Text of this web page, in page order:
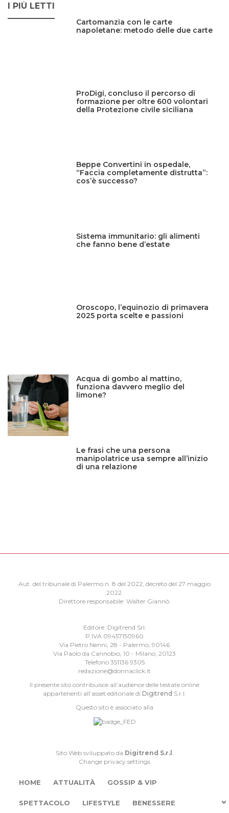
I PIÙ LETTI
Cartomanzia con le carte
napoletane: metodo delle due carte
ProDigi, concluso il percorso di
formazione per oltre 600 volontari
della Protezione civile siciliana
Beppe Convertini in ospedale,
“Faccia completamente distrutta”:
cos’è successo?
Sistema immunitario: gli alimenti
che fanno bene d’estate
Oroscopo, l’equinozio di primavera
2025 porta scelte e passioni
Acqua di gombo al mattino,
funziona davvero meglio del
limone?
Le frasi che una persona
manipolatrice usa sempre all’inizio
di una relazione
Aut. del tribunale di Palermo n. 8 del 2022, decreto del 27 maggio
2022.
Direttore responsabile: Walter Giannò.
Editore: Digitrend Srl.
P.IVA 09457150960
Via Pietro Nenni, 28 - Palermo, 90146
Via Paolo da Cannobio, 10 - Milano, 20123
Telefono 351136 9305
redazione@donnaclick.it
Il presente sito contribuisce all’audience delle testate online
appartenenti all’asset editoriale di Digitrend S.r.l.
Questo sito è associato alla
Sito Web sviluppato da Digitrend S.r.l .
Change privacy settings
HOME ATTUALITÀ GOSSIP & VIP
SPETTACOLO LIFESTYLE BENESSERE